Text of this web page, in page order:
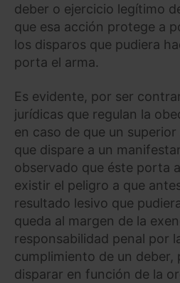
deber o ejercicio legítimo
que esa acción protege a
los disparos que pudiera
porta el arma.
Es evidente, por ser
jurídicas que regulan la
en caso de que un
que dispare a un
observado que éste porta
existir el peligro a que
resultado lesivo que
queda al margen de la
responsabilidad penal por
cumplimiento de un deber,
disparar en función de la